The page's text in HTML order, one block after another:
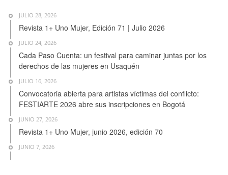
JULIO 28, 2026
Revista 1+ Uno Mujer, Edición 71 | Julio 2026
JULIO 24, 2026
Cada Paso Cuenta: un festival para caminar juntas por los
derechos de las mujeres en Usaquén
JULIO 16, 2026
Convocatoria abierta para artistas víctimas del conflicto:
FESTIARTE 2026 abre sus inscripciones en Bogotá
JUNIO 27, 2026
Revista 1+ Uno Mujer, junio 2026, edición 70
JUNIO 7, 2026